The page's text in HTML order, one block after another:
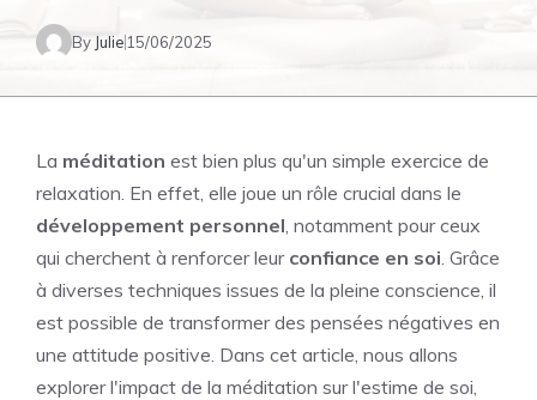
By Julie 15/06/2025
La méditation est bien plus qu'un simple exercice de
relaxation. En effet, elle joue un rôle crucial dans le
développement personnel, notamment pour ceux
qui cherchent à renforcer leur confiance en soi. Grâce
à diverses techniques issues de la pleine conscience, il
est possible de transformer des pensées négatives en
une attitude positive. Dans cet article, nous allons
explorer l'impact de la méditation sur l'estime de soi,